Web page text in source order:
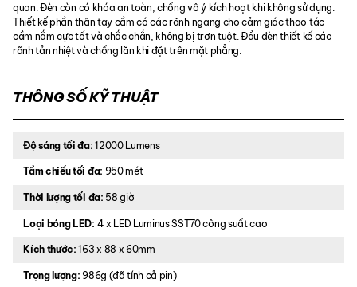
quan. Đèn còn có khóa an toàn, chống vô ý kích hoạt khi không sử dụng.
Thiết kế phần thân tay cầm có các rãnh ngang cho cảm giác thao tác
cầm nắm cực tốt và chắc chắn, không bị trơn tuột. Đầu đèn thiết kế các
rãnh tản nhiệt và chống lăn khi đặt trên mặt phẳng.
THÔNG SỐ KỸ THUẬT
Độ sáng tối đa:12000 Lumens
Tầm chiếu tối đa: 950 mét
Thời lượng tối đa:58 giờ
Loại bóng LED: 4 x LED Luminus SST70 công suất cao
Kích thước:163 x 88 x 60mm
Trọng lượng: 986g (đã tính cả pin)